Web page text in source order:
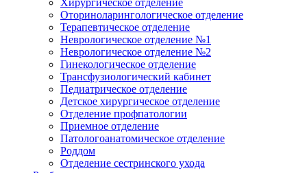
Оториноларингологическое отделение
Терапевтическое отделение
Неврологическое отделение №1
Неврологическое отделение №2
Гинекологическое отделение
Трансфузиологический кабинет
Педиатрическое отделение
Детское хирургическое отделение
Отделение профпатологии
Приемное отделение
Патологоанатомическое отделение
Роддом
Отделение сестринского ухода